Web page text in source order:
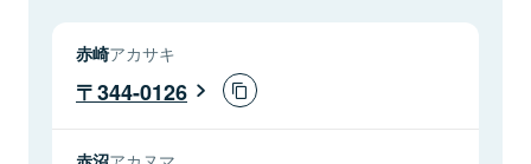
赤崎アカサキ
344-0126